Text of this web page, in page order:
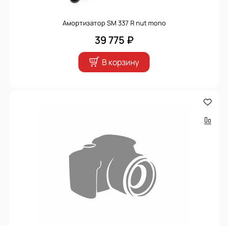
Амортизатор SM 337 R nut mono
39 775 ₽
В корзину